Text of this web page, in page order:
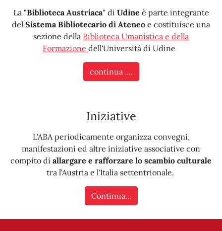
La "Biblioteca Austriaca" di Udine è parte integrante
del Sistema Bibliotecario di Ateneo e costituisce una
sezione della Biblioteca Umanistica e della
Formazione dell'Università di Udine
continua ....
Iniziative
L'ABA periodicamente organizza convegni,
manifestazioni ed altre iniziative associative con
compito di allargare e rafforzare lo scambio culturale
tra l'Austria e l'Italia settentrionale.
Continua...